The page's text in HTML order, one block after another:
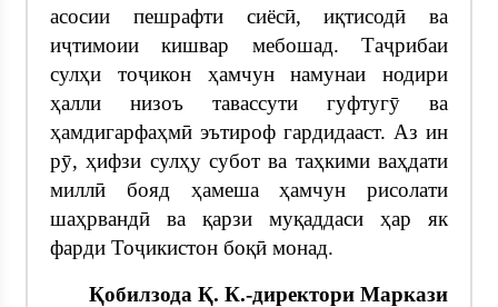
асосии пешрафти сиёсӣ, иқтисодӣ ва
иҷтимоии кишвар мебошад. Таҷрибаи
сулҳи тоҷикон ҳамчун намунаи нодири
ҳалли низоъ тавассути гуфтугӯ ва
ҳамдигарфаҳмӣ эътироф гардидааст. Аз ин
рӯ, ҳифзи сулҳу субот ва таҳкими ваҳдати
миллӣ бояд ҳамеша ҳамчун рисолати
шаҳрвандӣ ва қарзи муқаддаси ҳар як
фарди Тоҷикистон боқӣ монад.
Қобилзода Қ. К.-директори Маркази